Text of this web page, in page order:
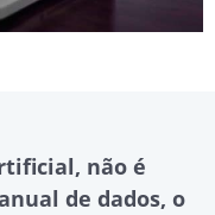
não é
de dados, o